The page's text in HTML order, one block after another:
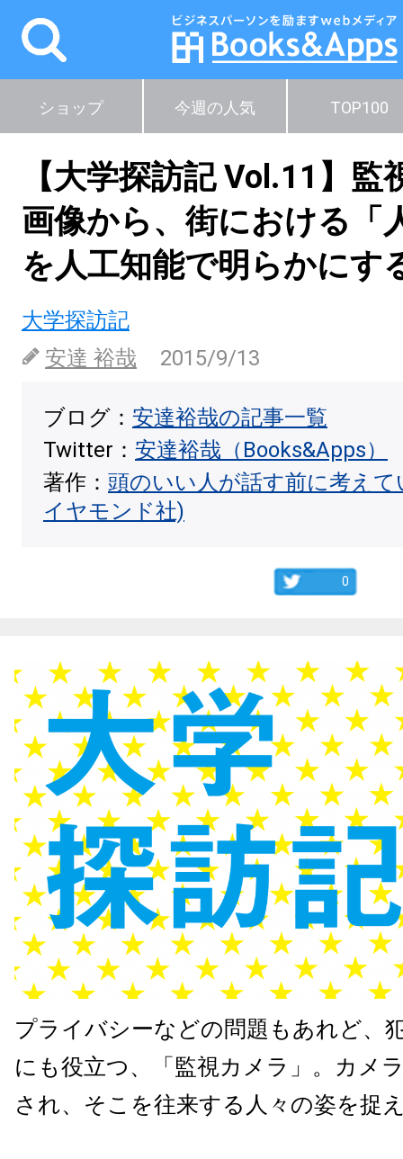
ショップ 今週の人気 TOP100
【大学探訪記 Vol.11】監
画像から、街における「
を人工知能で明らかにす
大学探訪記
安達 裕哉
2015/9/13
ブログ： 安達裕哉の記事一覧
Twitter： 安達裕哉（Books&Apps）
著作： 頭のいい人が話す前に考え
イヤモンド社)
0
プライバシーなどの問題もあれど、
にも役立つ、「監視カメラ」。カメ
され、そこを往来する人々の姿を捉